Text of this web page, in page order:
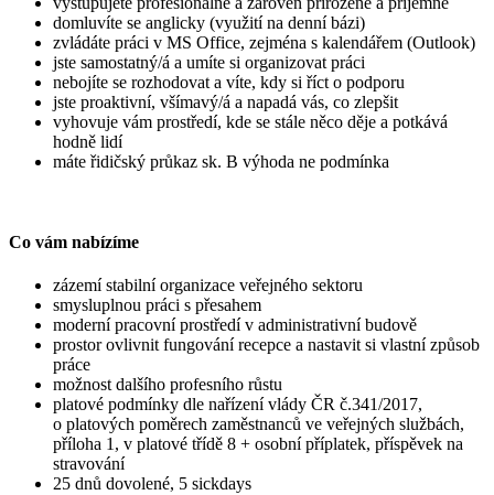
domluvíte se anglicky (využití na denní bázi)
zvládáte práci v MS Office, zejména s kalendářem (Outlook)
jste samostatný/á a umíte si organizovat práci
nebojíte se rozhodovat a víte, kdy si říct o podporu
jste proaktivní, všímavý/á a napadá vás, co zlepšit
vyhovuje vám prostředí, kde se stále něco děje a potkává
hodně lidí
máte řidičský průkaz sk. B výhoda ne podmínka
Co vám nabízíme
zázemí stabilní organizace veřejného sektoru
smysluplnou práci s přesahem
moderní pracovní prostředí v administrativní budově
prostor ovlivnit fungování recepce a nastavit si vlastní způsob
práce
možnost dalšího profesního růstu
platové podmínky dle nařízení vlády ČR č.341/2017,
o platových poměrech zaměstnanců ve veřejných službách,
příloha 1, v platové třídě 8 + osobní příplatek, příspěvek na
stravování
25 dnů dovolené, 5 sickdays